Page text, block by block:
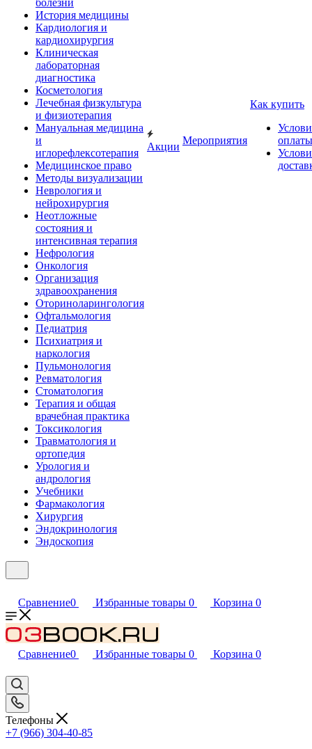
болезни
История медицины
Кардиология и
кардиохирургия
Клиническая
лабораторная
диагностика
Косметология
Лечебная физкультура
и физиотерапия
Мануальная медицина
и
иглорефлексотерапия
Медицинское право
Методы визуализации
Неврология и
нейрохирургия
Неотложные
состояния и
интенсивная терапия
Нефрология
Онкология
Организация
здравоохранения
Оториноларингология
Офтальмология
Педиатрия
Психиатрия и
наркология
Пульмонология
Ревматология
Стоматология
Терапия и общая
врачебная практика
Токсикология
Травматология и
ортопедия
Урология и
андрология
Учебники
Фармакология
Хирургия
Эндокринология
Эндоскопия
Акции
Мероприятия
Как купить
оплаты
Сравнение0 Избранные товары 0 Корзина 0
Сравнение0 Избранные товары 0 Корзина 0
Телефоны
+7 (966) 304-40-85